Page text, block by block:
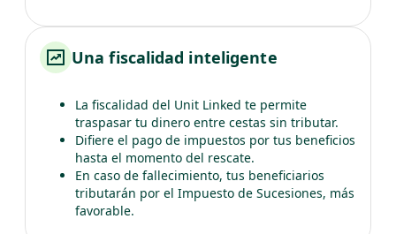
Una fiscalidad inteligente
La fiscalidad del Unit Linked te permite
traspasar tu dinero entre cestas sin tributar.
Difiere el pago de impuestos por tus beneficios
hasta el momento del rescate.
En caso de fallecimiento, tus beneficiarios
tributarán por el Impuesto de Sucesiones, más
favorable.